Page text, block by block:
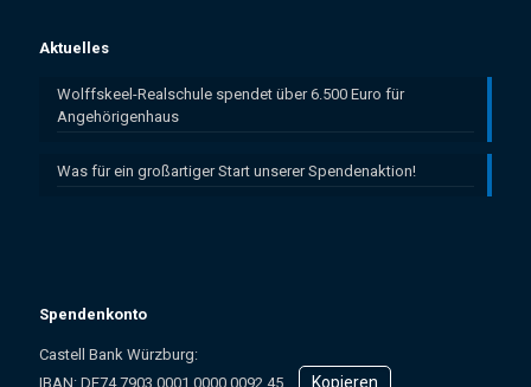
Aktuelles
Wolffskeel-Realschule spendet über 6.500 Euro für
Angehörigenhaus
Was für ein großartiger Start unserer Spendenaktion!
Spendenkonto
Castell Bank Würzburg:
IBAN: ­DE74 7903 0001 0000 0092 45
Kopieren